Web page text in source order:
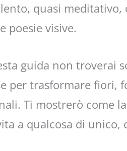
quasi
poesie visive.
guida non troverai
per trasformare fiori,
Ti mostrerò come
a qualcosa di unico,